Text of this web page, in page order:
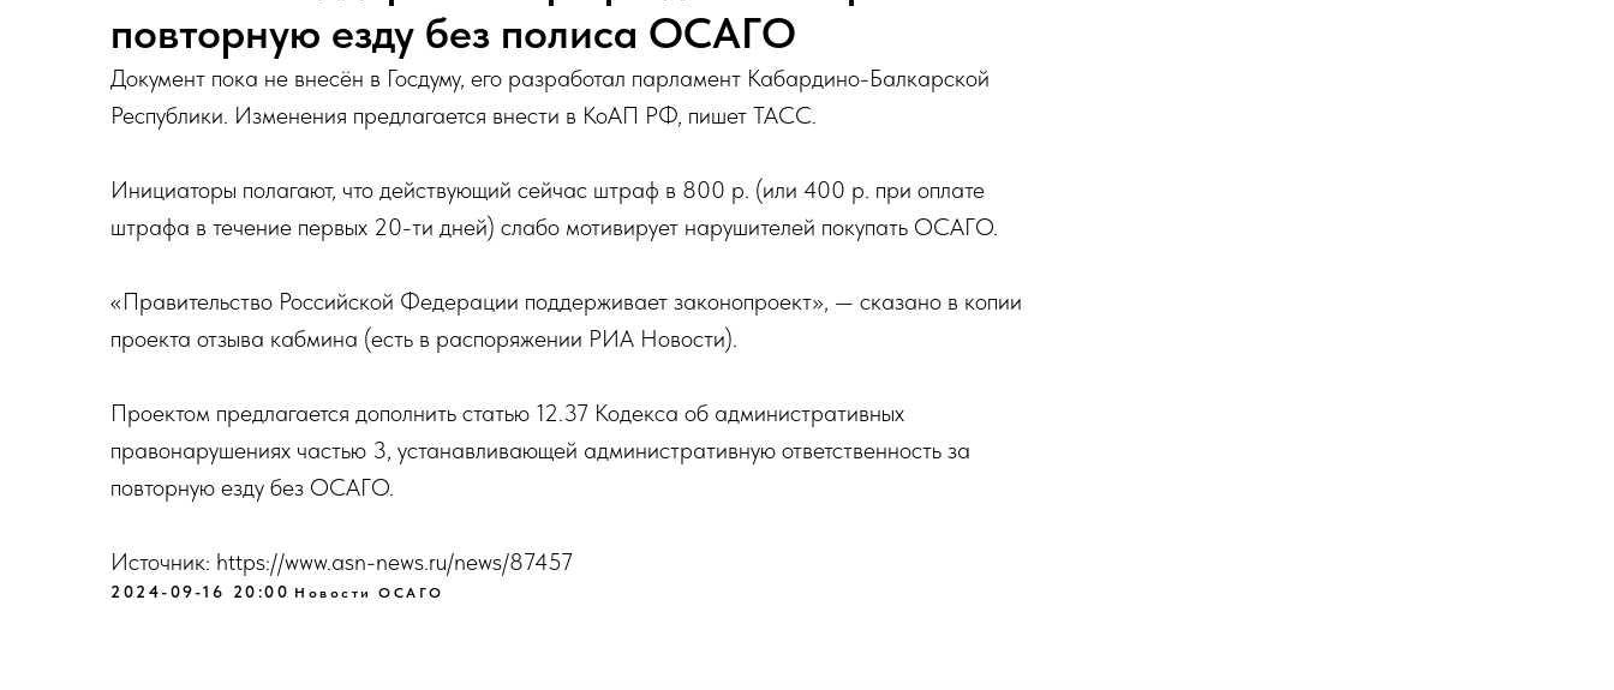
повторную езду без полиса ОСАГО
Документ пока не внесён в Госдуму, его разработал парламент Кабардино-Балкарской
Республики. Изменения предлагается внести в КоАП РФ, пишет ТАСС.
Инициаторы полагают, что действующий сейчас штраф в 800 р. (или 400 р. при оплате
штрафа в течение первых 20-ти дней) слабо мотивирует нарушителей покупать ОСАГО.
«Правительство Российской Федерации поддерживает законопроект», — сказано в копии
проекта отзыва кабмина (есть в распоряжении РИА Новости).
Проектом предлагается дополнить статью 12.37 Кодекса об административных
правонарушениях частью 3, устанавливающей административную ответственность за
повторную езду без ОСАГО.
Источник: https://www.asn-news.ru/news/87457
2024-09-16 20:00 Новости ОСАГО